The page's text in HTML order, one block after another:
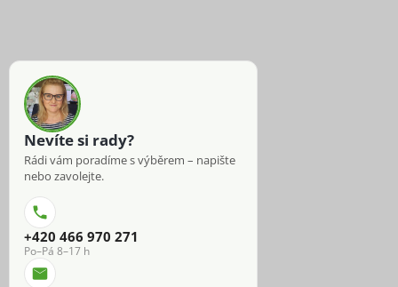
Nevíte si rady?
Rádi vám poradíme s výběrem – napište
nebo zavolejte.
+420 466 970 271
Po–Pá 8–17 h